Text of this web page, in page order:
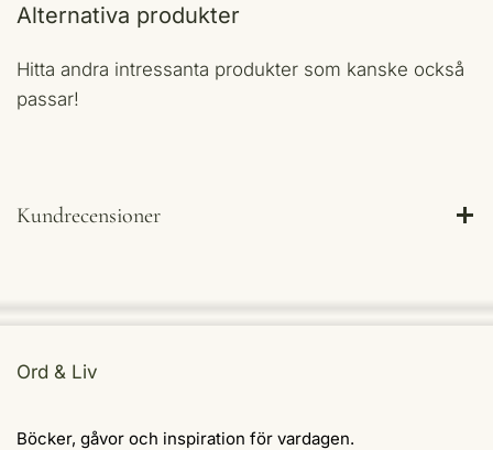
Alternativa produkter
Hitta andra intressanta produkter som kanske också
passar!
Kundrecensioner
Ord & Liv
Böcker, gåvor och inspiration för vardagen.